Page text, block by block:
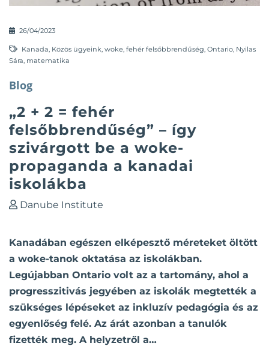
26/04/2023
Kanada, Közös ügyeink, woke, fehér felsőbbrendűség, Ontario, Nyilas
Sára, matematika
Blog
„2 + 2 = fehér
felsőbbrendűség” – így
szivárgott be a woke-
propaganda a kanadai
iskolákba
Danube Institute
Kanadában egészen elképesztő méreteket öltött
a woke-tanok oktatása az iskolákban.
Legújabban Ontario volt az a tartomány, ahol a
progresszitivás jegyében az iskolák megtették a
szükséges lépéseket az inkluzív pedagógia és az
egyenlőség felé. Az árát azonban a tanulók
fizették meg. A helyzetről a…